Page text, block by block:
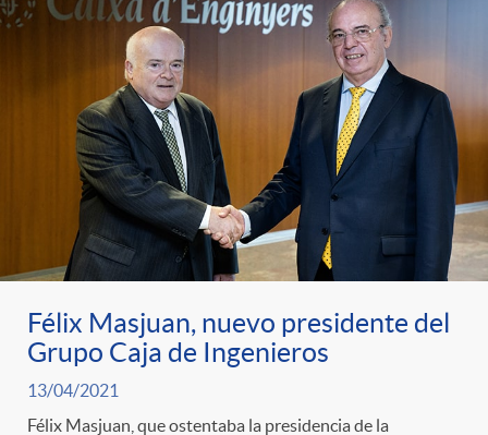
Félix Masjuan, nuevo presidente del
Grupo Caja de Ingenieros
13/04/2021
Félix Masjuan, que ostentaba la presidencia de la